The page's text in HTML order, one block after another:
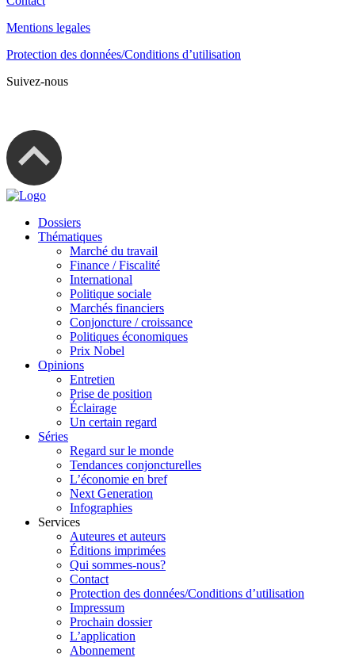
Mentions legales
Protection des données/Conditions d’utilisation
Suivez-nous
Dossiers
Thématiques
Marché du travail
Finance / Fiscalité
International
Politique sociale
Marchés financiers
Conjoncture / croissance
Politiques économiques
Prix Nobel
Opinions
Entretien
Prise de position
Éclairage
Un certain regard
Séries
Regard sur le monde
Tendances conjoncturelles
L’économie en bref
Next Generation
Infographies
Services
Auteures et auteurs
Éditions imprimées
Qui sommes-nous?
Contact
Protection des données/Conditions d’utilisation
Impressum
Prochain dossier
L’application
Abonnement